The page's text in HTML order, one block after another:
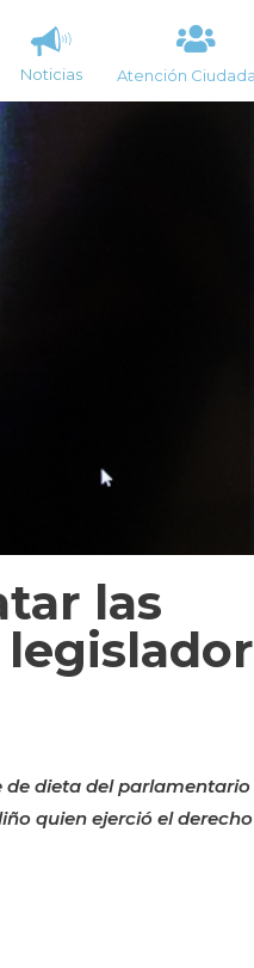
Noticias Atención
las
dieta del
quien ejerció el